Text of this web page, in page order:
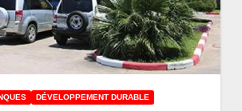
DÉVELOPPEMENT DURABLE